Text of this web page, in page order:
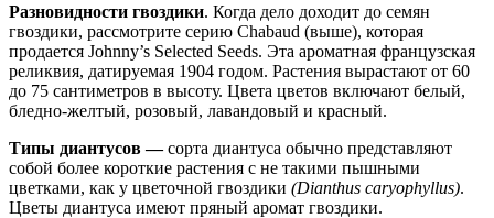
Разновидности гвоздики. Когда дело доходит до семян
гвоздики, рассмотрите серию Chabaud (выше), которая
продается Johnny’s Selected Seeds. Эта ароматная французская
реликвия, датируемая 1904 годом. Растения вырастают от 60
до 75 сантиметров в высоту. Цвета цветов включают белый,
бледно-желтый, розовый, лавандовый и красный.
Типы диантусов —сорта диантуса обычно представляют
собой более короткие растения с не такими пышными
цветками, как у цветочной гвоздики (Dianthus caryophyllus).
Цветы диантуса имеют пряный аромат гвоздики.